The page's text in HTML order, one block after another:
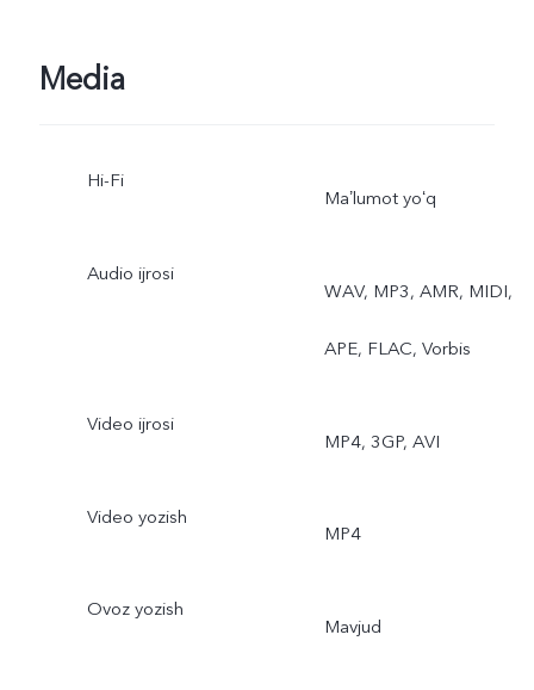
Media
Hi-Fi
Maʼlumot yoʻq
Audio ijrosi
WAV, MP3, AMR, MIDI,
APE, FLAC, Vorbis
Video ijrosi
MP4, 3GP, AVI
Video yozish
MP4
Ovoz yozish
Mavjud